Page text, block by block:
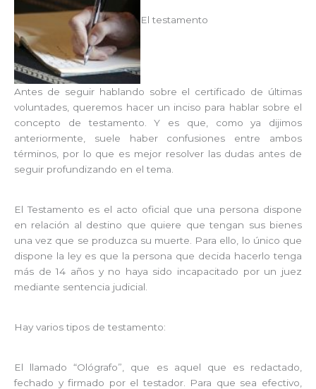
El testamento
Antes de seguir hablando sobre el certificado de últimas
voluntades, queremos hacer un inciso para hablar sobre el
concepto de testamento. Y es que, como ya dijimos
anteriormente, suele haber confusiones entre ambos
términos, por lo que es mejor resolver las dudas antes de
seguir profundizando en el tema.
El Testamento es el acto oficial que una persona dispone
en relación al destino que quiere que tengan sus bienes
una vez que se produzca su muerte. Para ello, lo único que
dispone la ley es que la persona que decida hacerlo tenga
más de 14 años y no haya sido incapacitado por un juez
mediante sentencia judicial.
Hay varios tipos de testamento:
El llamado “Ológrafo”, que es aquel que es redactado,
fechado y firmado por el testador. Para que sea efectivo,